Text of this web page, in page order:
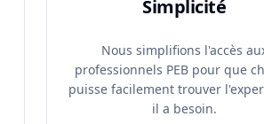
Simplicité
Nous simplifions l'accès
professionnels PEB pour que
puisse facilement trouver
il a besoin.